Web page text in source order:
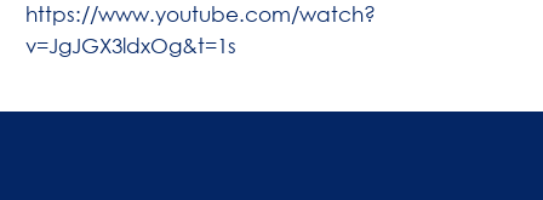
https://www.youtube.com/watch?
v=JgJGX3ldxOg&t=1s